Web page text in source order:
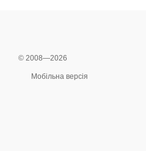
© 2008—2026
Мобільна версія